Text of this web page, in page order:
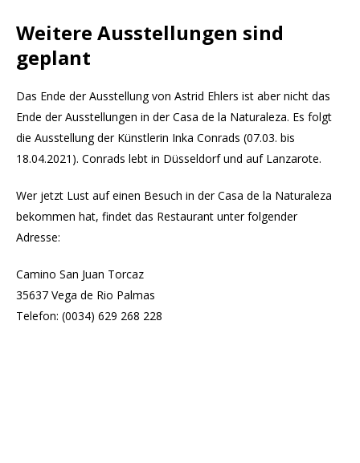
Weitere Ausstellungen sind
geplant
Das Ende der Ausstellung von Astrid Ehlers ist aber nicht das
Ende der Ausstellungen in der Casa de la Naturaleza. Es folgt
die Ausstellung der Künstlerin Inka Conrads (07.03. bis
18.04.2021). Conrads lebt in Düsseldorf und auf Lanzarote.
Wer jetzt Lust auf einen Besuch in der Casa de la Naturaleza
bekommen hat, findet das Restaurant unter folgender
Adresse:
Camino San Juan Torcaz
35637 Vega de Rio Palmas
Telefon: (0034) 629 268 228